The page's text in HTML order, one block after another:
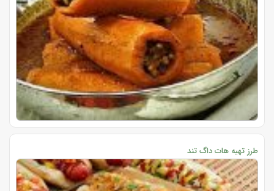
طرز تهیه هات داگ تند